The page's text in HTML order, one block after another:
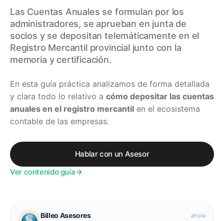
Las Cuentas Anuales se formulan por los
administradores, se aprueban en junta de
socios y se depositan telemáticamente en el
Registro Mercantil provincial junto con la
memoria y certificación.
En esta guía práctica analizamos de forma detallada
y clara todo lo relativo a cómo depositar las cuentas
anuales en el registro mercantil en el ecosistema
contable de las empresas.
Hablar con un Asesor
Ver contenido guía
Billeo Asesores ahora